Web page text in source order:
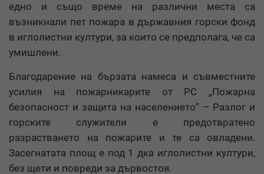
едно и също време на различни места са
възникнали пет пожара в държавния горски фонд
в иглолистни култури, за които се предполага, че са
умишлени.
Благодарение на бързата намеса и съвместните
усилия на пожарникарите от РС „Пожарна
безопасност и защита на населението” – Разлог и
горските служители е предотвратено
разрастването на пожарите и те са овладени.
Засегнатата площ е под 1 дка иглолистни култури,
без щети и повреди за дървостоя.